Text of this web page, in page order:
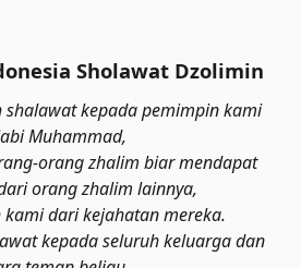
Sholawat Dzolimin
shalawat kepada pemimpin kami
Muhammad,
orang zhalim biar mendapat
orang zhalim lainnya,
dari kejahatan mereka.
kepada seluruh keluarga dan